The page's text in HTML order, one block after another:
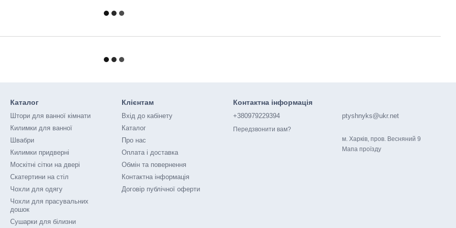
Каталог
Штори для ванної кімнати
Килимки для ванної
Швабри
Килимки придверні
Москітні сітки на двері
Скатертини на стіл
Чохли для одягу
Чохли для прасувальних
дошок
Сушарки для білизни
Клієнтам
Вхід до кабінету
Каталог
Про нас
Оплата і доставка
Обмін та повернення
Контактна інформація
Договір публічної оферти
Контактна інформація
+380979229394
Передзвонити вам?
ptyshnyks@ukr.net
м. Харків, пров. Весняний 9
Мапа проїзду